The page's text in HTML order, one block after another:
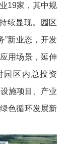
19家，其中规
续显现。园区
”新业态，开发
用场景，延伸
园区内总投资
施项目、产业
色循环发展新